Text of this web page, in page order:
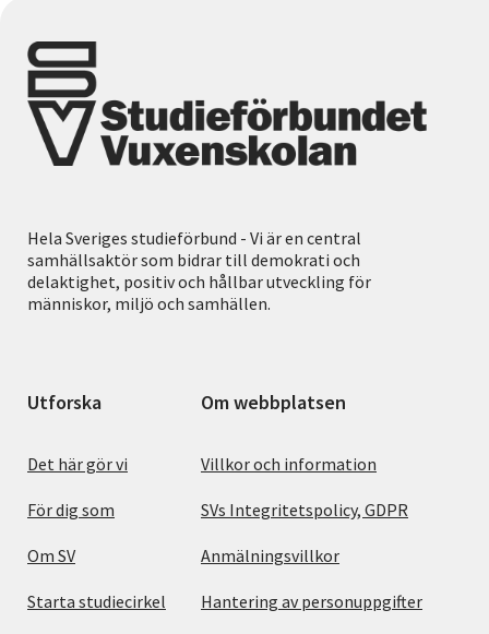
Hela Sveriges studieförbund - Vi är en central
samhällsaktör som bidrar till demokrati och
delaktighet, positiv och hållbar utveckling för
människor, miljö och samhällen.
Utforska
Det här gör vi
För dig som
Om SV
Starta studiecirkel
Om webbplatsen
Villkor och information
SVs Integritetspolicy, GDPR
Anmälningsvillkor
Hantering av personuppgifter